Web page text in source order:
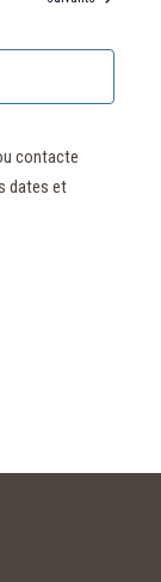
contacte
dates et